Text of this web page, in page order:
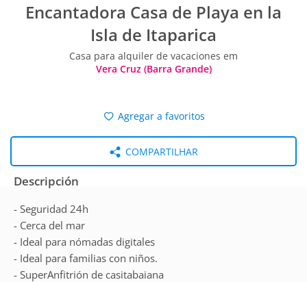
Encantadora Casa de Playa en la
Isla de Itaparica
Casa para alquiler de vacaciones em
Vera Cruz (Barra Grande)
Agregar a favoritos
COMPARTILHAR
Descripción
- Seguridad 24h
- Cerca del mar
- Ideal para nómadas digitales
- Ideal para familias con niños.
- SuperAnfitrión de casitabaiana